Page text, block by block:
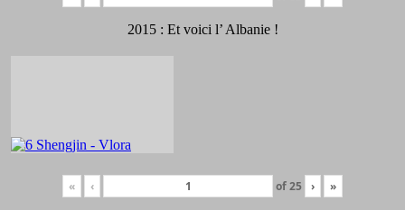
2015 : Et voici l’ Albanie !
« ‹ of25 › »